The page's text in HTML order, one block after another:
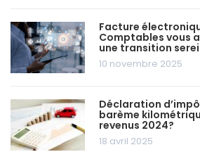
Facture
Comptables vous
une transition
10 novembre 2025
Déclaration
barème
revenus 2024?
18 avril 2025